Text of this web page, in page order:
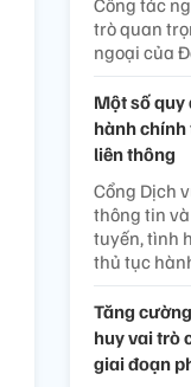
Công tác
trò quan
ngoại của
Một số quy
hành
liên thông
Cổng Dịch
thông tin
tuyến, tình
thủ tục
Tăng
huy vai trò
giai đoạn